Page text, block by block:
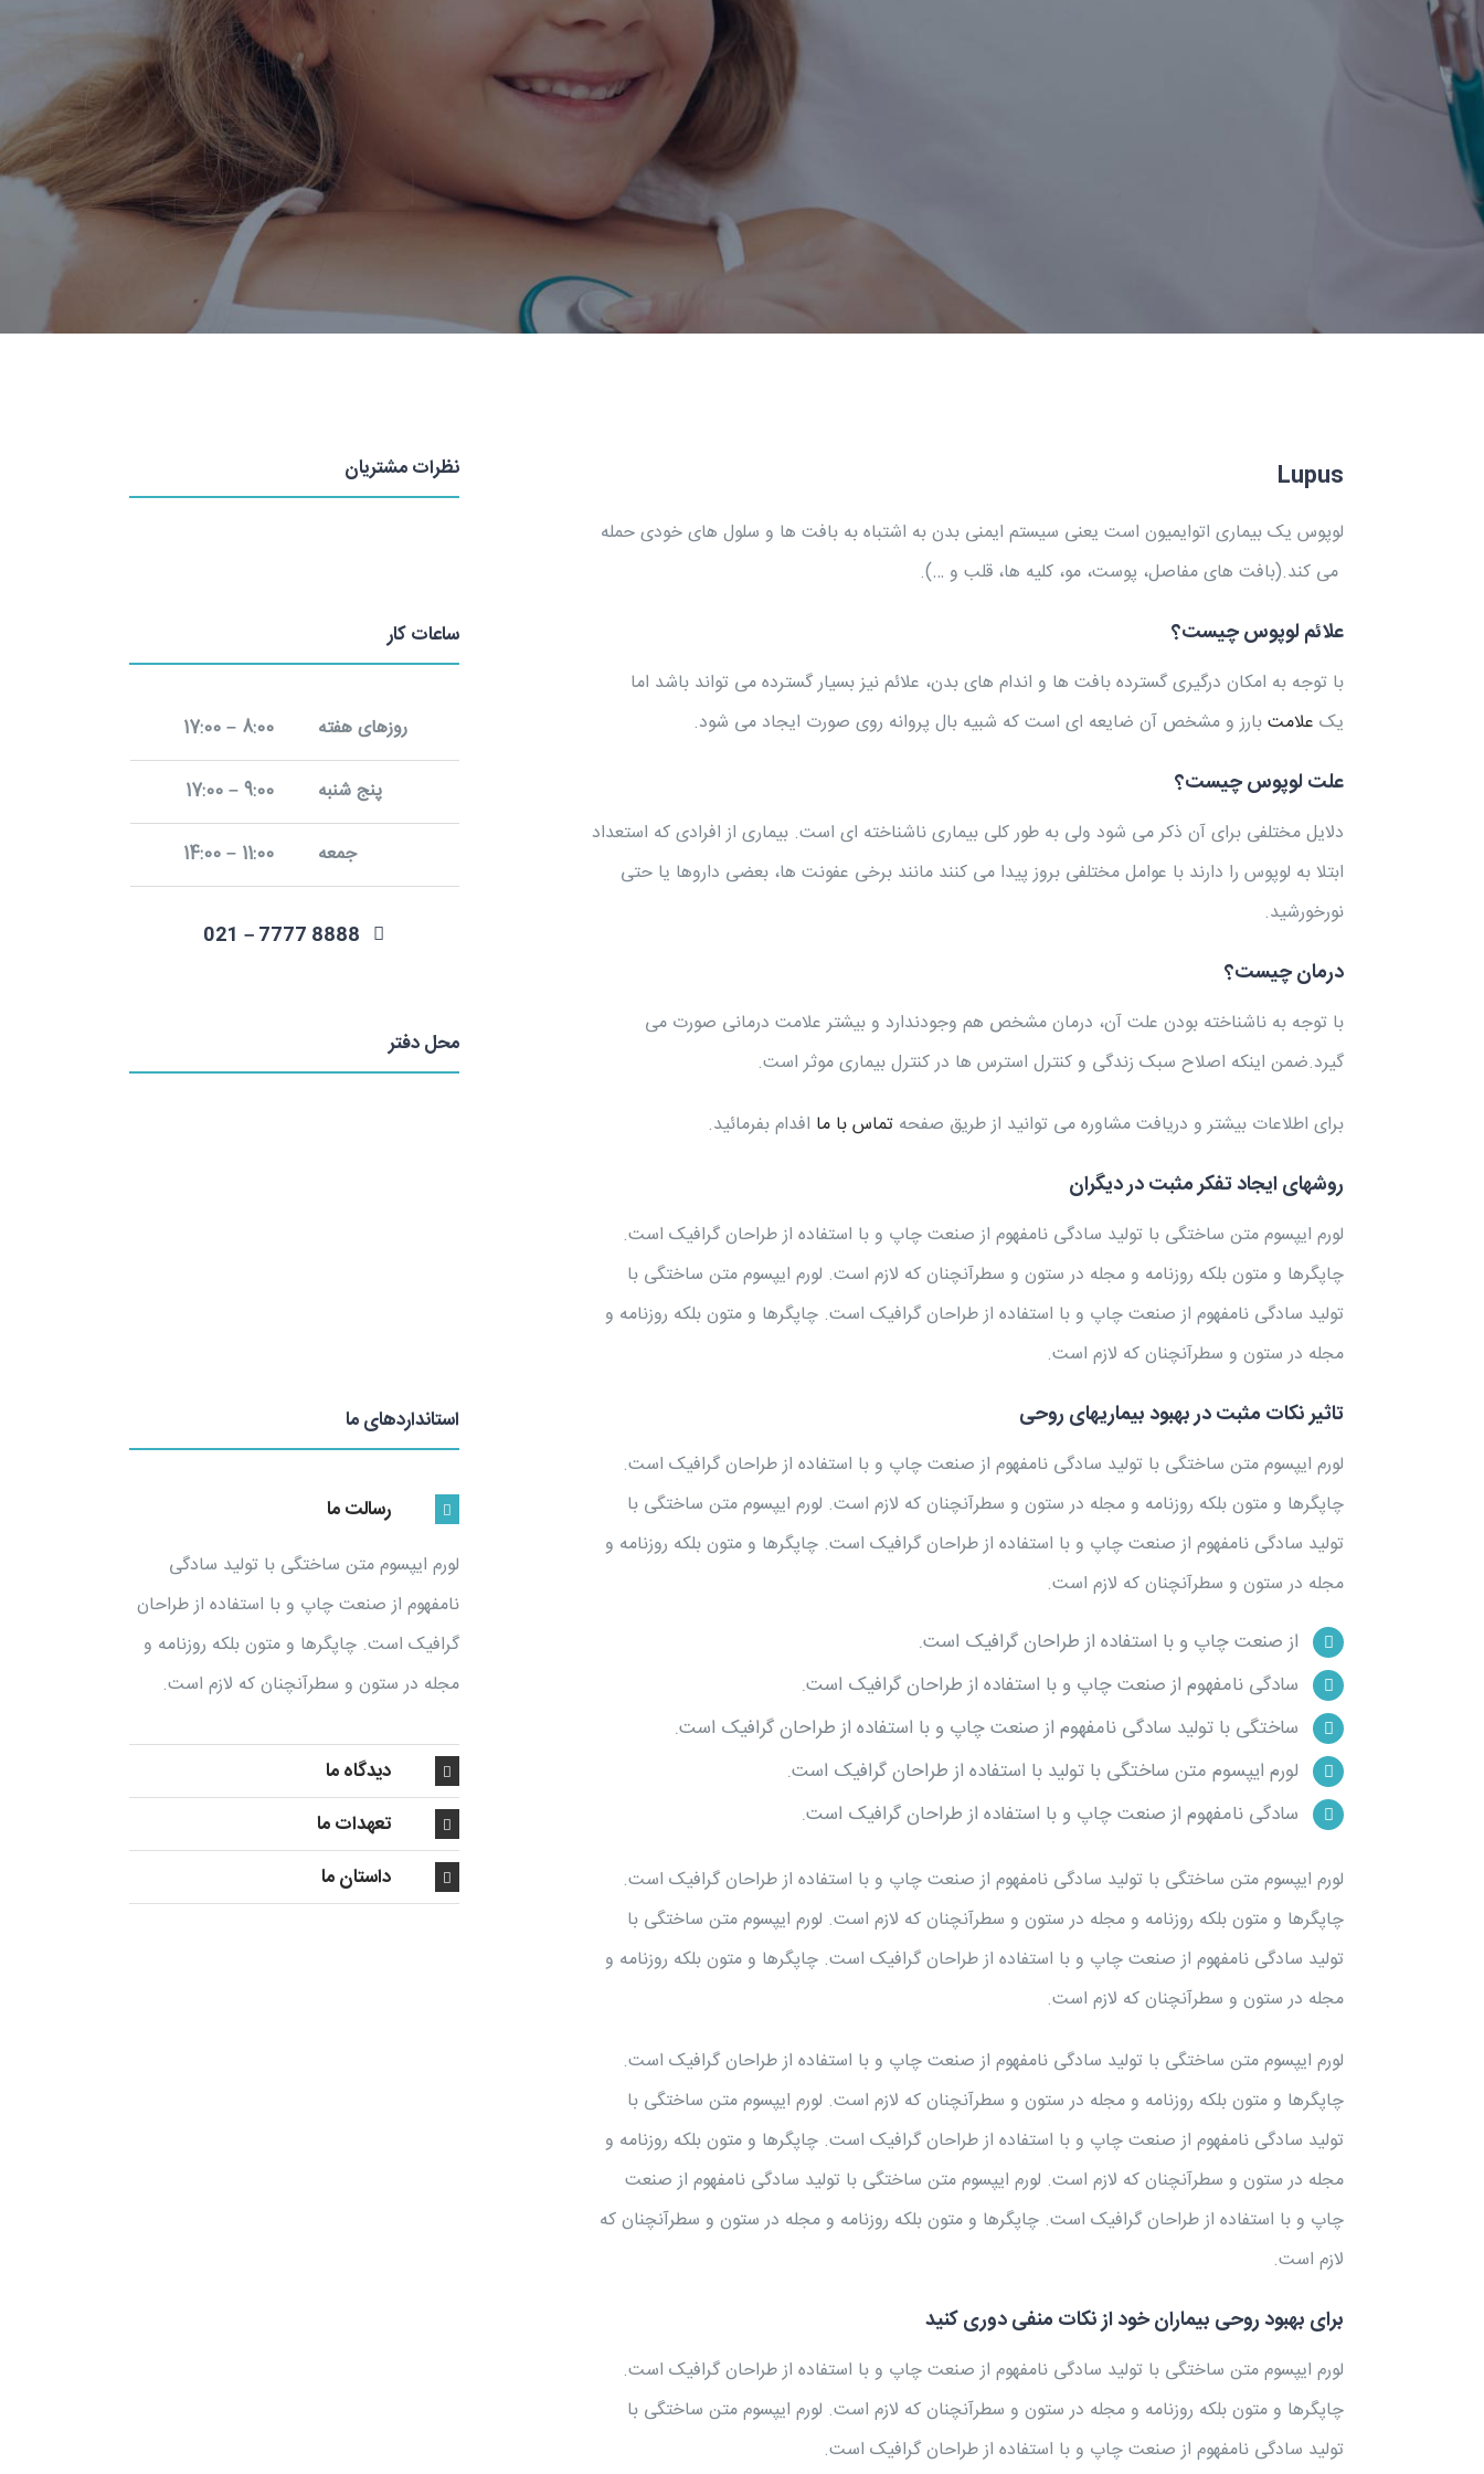
Lupus
لوپوس یک بیماری اتوایمیون است یعنی سیستم ایمنی بدن به اشتباه به بافت ها و سلول های خودی حمله
می کند.(بافت های مفاصل، پوست، مو، کلیه ها، قلب و …).
علائم لوپوس چیست؟
با توجه به امکان درگیری گسترده بافت ها و اندام های بدن، علائم نیز بسیار گسترده می تواند باشد اما
یک علامتبارز و مشخص آن ضایعه ای است که شبیه بال پروانه روی صورت ایجاد می شود.
علت لوپوس چیست؟
دلایل مختلفی برای آن ذکر می شود ولی به طور کلی بیماری ناشناخته ای است. بیماری از افرادی که استعداد
ابتلا به لوپوس را دارند با عوامل مختلفی بروز پیدا می کنند مانند برخی عفونت ها، بعضی داروها یا حتی
نورخورشید.
درمان چیست؟
با توجه به ناشناخته بودن علت آن، درمان مشخص هم وجودندارد و بیشتر علامت درمانی صورت می
گیرد.ضمن اینکه اصلاح سبک زندگی و کنترل استرس ها در کنترل بیماری موثر است.
برای اطلاعات بیشتر و دریافت مشاوره می توانید از طریق صفحه تماس با ما افدام بفرمائید.
روشهای ایجاد تفکر مثبت در دیگران
لورم ایپسوم متن ساختگی با تولید سادگی نامفهوم از صنعت چاپ و با استفاده از طراحان گرافیک است.
چاپگرها و متون بلکه روزنامه و مجله در ستون و سطرآنچنان که لازم است. لورم ایپسوم متن ساختگی با
تولید سادگی نامفهوم از صنعت چاپ و با استفاده از طراحان گرافیک است. چاپگرها و متون بلکه روزنامه و
مجله در ستون و سطرآنچنان که لازم است.
تاثیر نکات مثبت در بهبود بیماریهای روحی
لورم ایپسوم متن ساختگی با تولید سادگی نامفهوم از صنعت چاپ و با استفاده از طراحان گرافیک است.
چاپگرها و متون بلکه روزنامه و مجله در ستون و سطرآنچنان که لازم است. لورم ایپسوم متن ساختگی با
تولید سادگی نامفهوم از صنعت چاپ و با استفاده از طراحان گرافیک است. چاپگرها و متون بلکه روزنامه و
مجله در ستون و سطرآنچنان که لازم است.
از صنعت چاپ و با استفاده از طراحان گرافیک است.
سادگی نامفهوم از صنعت چاپ و با استفاده از طراحان گرافیک است.
ساختگی با تولید سادگی نامفهوم از صنعت چاپ و با استفاده از طراحان گرافیک است.
لورم ایپسوم متن ساختگی با تولید با استفاده از طراحان گرافیک است.
سادگی نامفهوم از صنعت چاپ و با استفاده از طراحان گرافیک است.
لورم ایپسوم متن ساختگی با تولید سادگی نامفهوم از صنعت چاپ و با استفاده از طراحان گرافیک است.
چاپگرها و متون بلکه روزنامه و مجله در ستون و سطرآنچنان که لازم است. لورم ایپسوم متن ساختگی با
تولید سادگی نامفهوم از صنعت چاپ و با استفاده از طراحان گرافیک است. چاپگرها و متون بلکه روزنامه و
مجله در ستون و سطرآنچنان که لازم است.
لورم ایپسوم متن ساختگی با تولید سادگی نامفهوم از صنعت چاپ و با استفاده از طراحان گرافیک است.
چاپگرها و متون بلکه روزنامه و مجله در ستون و سطرآنچنان که لازم است. لورم ایپسوم متن ساختگی با
تولید سادگی نامفهوم از صنعت چاپ و با استفاده از طراحان گرافیک است. چاپگرها و متون بلکه روزنامه و
مجله در ستون و سطرآنچنان که لازم است. لورم ایپسوم متن ساختگی با تولید سادگی نامفهوم از صنعت
چاپ و با استفاده از طراحان گرافیک است. چاپگرها و متون بلکه روزنامه و مجله در ستون و سطرآنچنان که
لازم است.
برای بهبود روحی بیماران خود از نکات منفی دوری کنید
لورم ایپسوم متن ساختگی با تولید سادگی نامفهوم از صنعت چاپ و با استفاده از طراحان گرافیک است.
چاپگرها و متون بلکه روزنامه و مجله در ستون و سطرآنچنان که لازم است. لورم ایپسوم متن ساختگی با
تولید سادگی نامفهوم از صنعت چاپ و با استفاده از طراحان گرافیک است.
نظرات مشتریان
ساعات کار
روزهای هفته 8:00 – 17:00
پنج شنبه 9:00 – 17:00
جمعه 11:00 – 14:00
محل دفتر
استانداردهای ما
رسالت ما
لورم ایپسوم متن ساختگی با تولید سادگی
نامفهوم از صنعت چاپ و با استفاده از طراحان
گرافیک است. چاپگرها و متون بلکه روزنامه و
مجله در ستون و سطرآنچنان که لازم است.
دیدگاه ما
تعهدات ما
داستان ما